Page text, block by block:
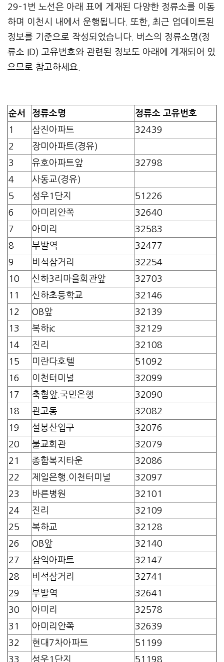
29-1번 노선은 아래 표에 게재된 다양한 정류소를 이동
하며 이천시 내에서 운행됩니다. 또한, 최근 업데이트된
정보를 기준으로 작성되었습니다. 버스의 정류소명(정
류소 ID) 고유번호와 관련된 정보도 아래에 게재되어 있
으므로 참고하세요.
순서 정류소명
정류소 고유번호
1
삼진아파트
32439
2
장미아파트(경유)
3
유호아파트앞
32798
4
사동교(경유)
5
성우1단지
51226
6
아미리안쪽
32640
7
아미리
32583
8
부발역
32477
9
비석삼거리
32254
10
신하3리마을회관앞
32703
11
신하초등학교
32146
12
OB앞
32139
13
복하ic
32129
14
진리
32108
15
미란다호텔
51092
16
이천터미널
32099
17
축협앞.국민은행
32090
18
관고동
32082
19
설봉산입구
32076
20
불교회관
32079
21
종합복지타운
32086
22
제일은행.이천터미널
32097
23
바른병원
32101
24
진리
32109
25
복하교
32128
26
OB앞
32140
27
삼익아파트
32147
28
비석삼거리
32741
29
부발역
32641
30
아미리
32578
31
아미리안쪽
32639
32
현대7차아파트
51199
33
성우1단지 51198